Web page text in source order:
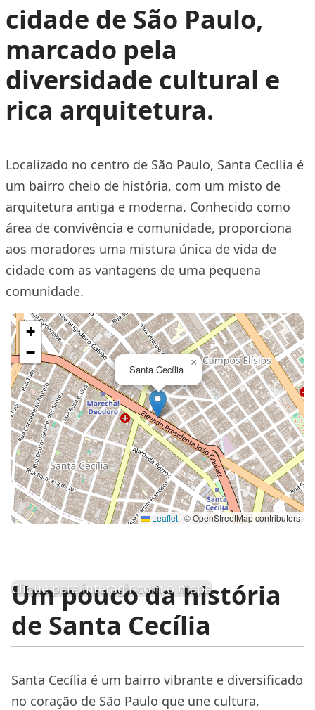
cidade de São Paulo,
marcado pela
diversidade cultural e
rica arquitetura.
Localizado no centro de São Paulo, Santa Cecília é
um bairro cheio de história, com um misto de
arquitetura antiga e moderna. Conhecido como
área de convivência e comunidade, proporciona
aos moradores uma mistura única de vida de
cidade com as vantagens de uma pequena
comunidade.
Santa Cecília
×
+
−
Leaflet | © OpenStreetMap contributors
Clique para interagir com o mapa
Um pouco da história
de Santa Cecília
Santa Cecília é um bairro vibrante e diversificado
no coração de São Paulo que une cultura,